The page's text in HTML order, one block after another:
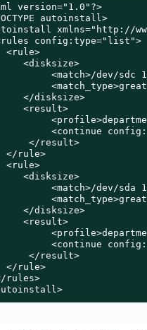
version="1.0"?>
autoinstall>
xmlns="http://
config:type="list">
<rule>
<disksize>
<match>/dev/sdc
</disksize>
<result>
<continue
</result>
</rule>
<rule>
<disksize>
<match>/dev/sda
</disksize>
<result>
<continue
</result>
</rule>
rules>